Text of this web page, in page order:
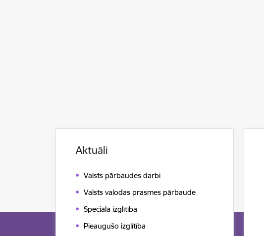
Aktuāli
Valsts pārbaudes darbi
Valsts valodas prasmes pārbaude
Speciālā izglītība
Pieaugušo izglītība